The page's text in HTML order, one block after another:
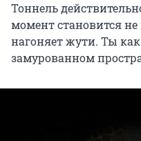
Тоннель
момент становится
нагоняет жути. Ты
замурованном